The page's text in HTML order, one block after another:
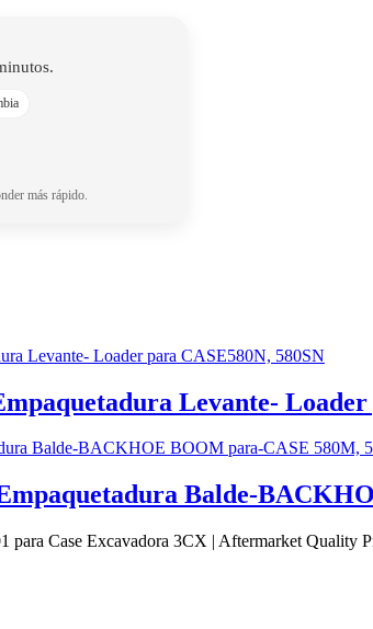
más rápido.
Levante-
Balde-
para Case Excavadora 3CX | Aftermarket Quality